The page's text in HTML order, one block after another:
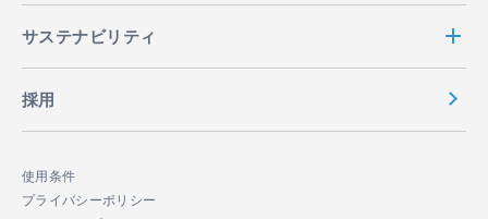
サステナビリティ
採用
使用条件
プライバシーポリシー